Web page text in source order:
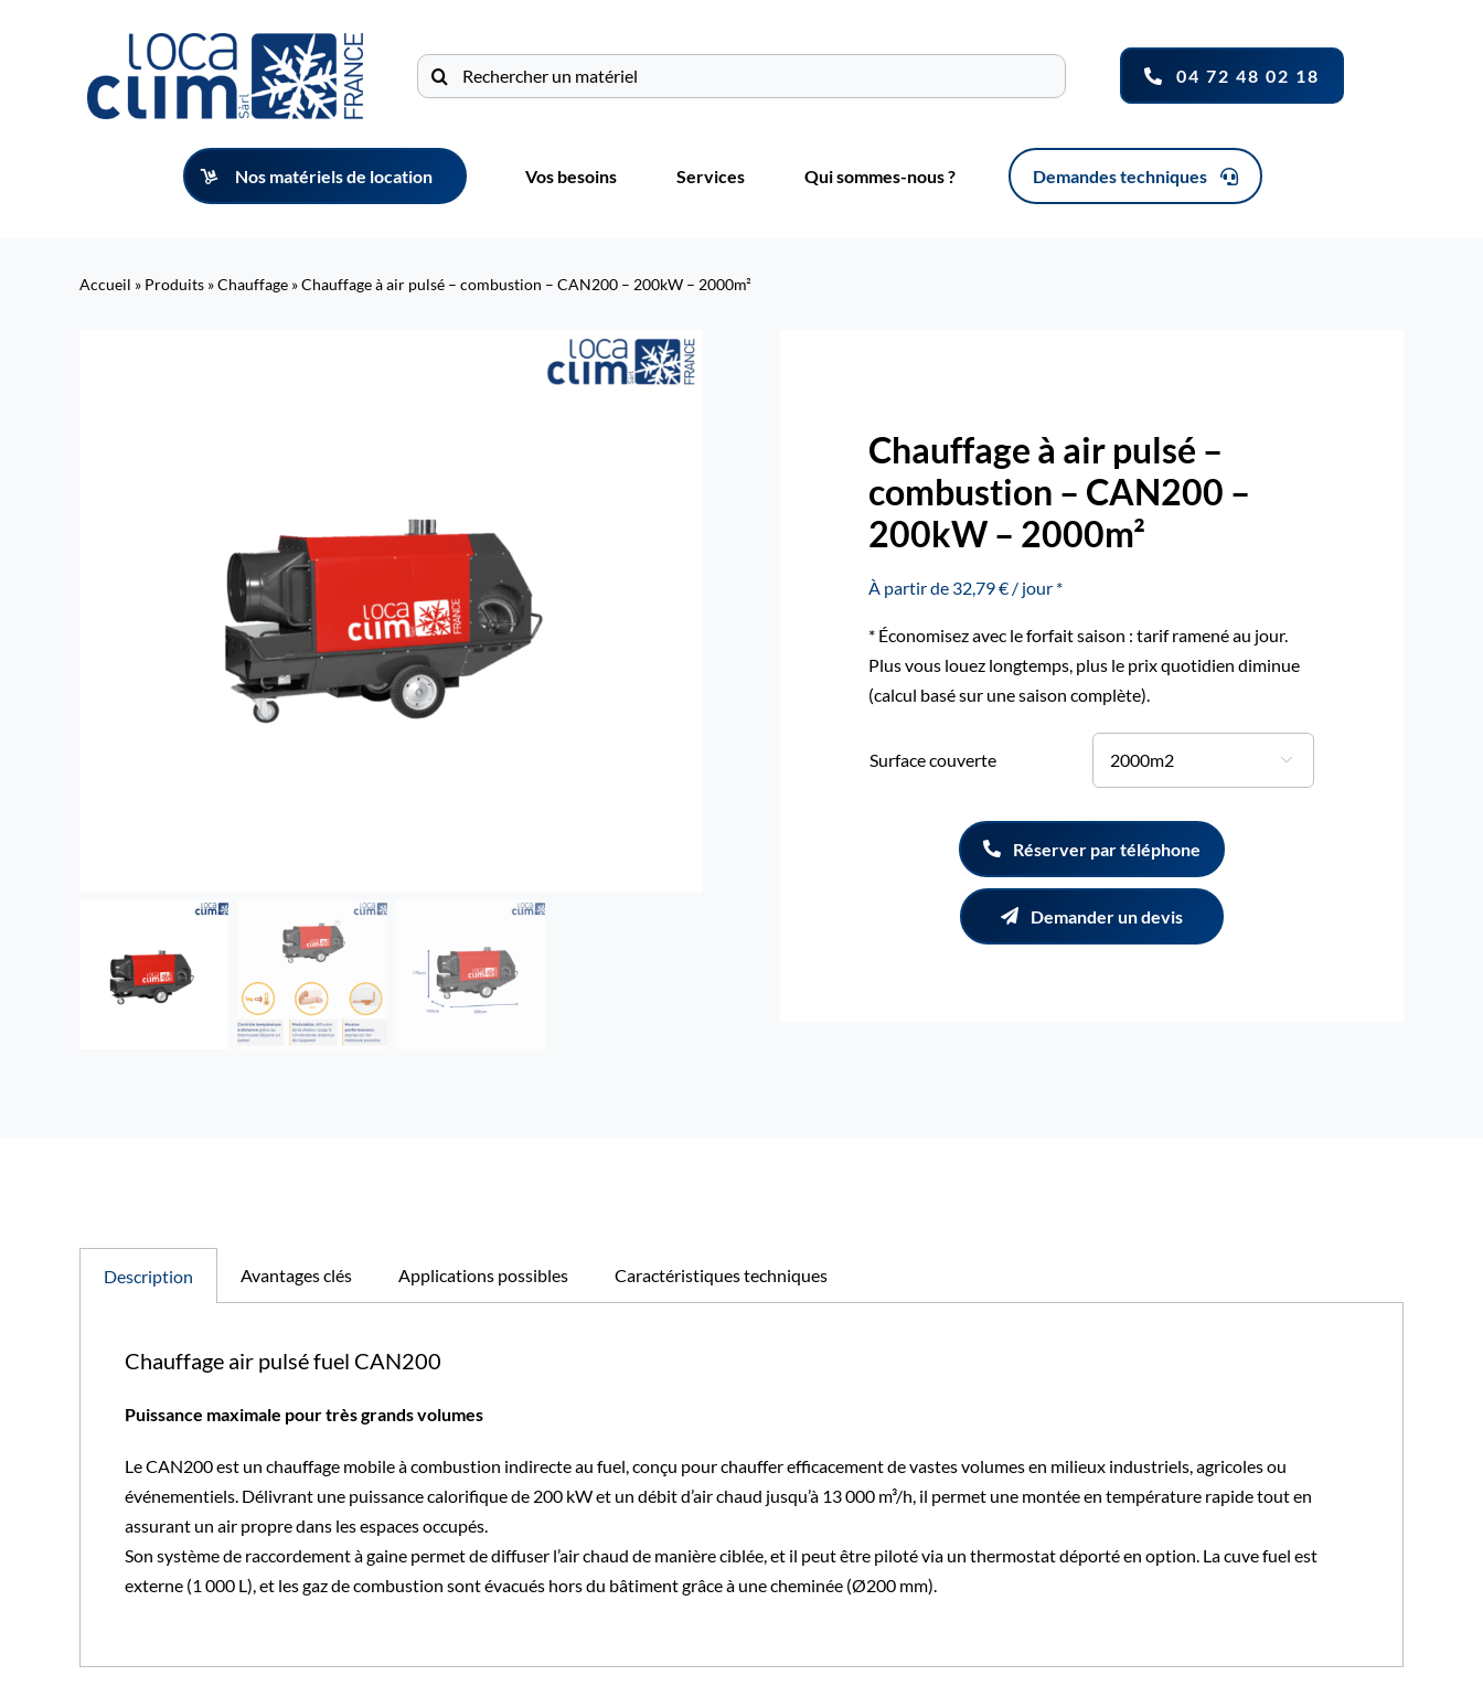
Rechercher: 04 72 48 02 18
Nos matériels de location Vos besoins Services Qui sommes-nous ? Demandes techniques
Accueil » Produits »Chauffage »Chauffage à air pulsé – combustion – CAN200 – 200kW – 2000m²
Chauffage à air pulsé –
combustion – CAN200 –
200kW – 2000m²
À partir de 32,79 € / jour *
* Économisez avec le forfait saison : tarif ramené au jour.
Plus vous louez longtemps, plus le prix quotidien diminue
(calcul basé sur une saison complète).
Surface couverte 
Réserver par téléphone
Demander un devis
Description Avantages clés Applications possibles Caractéristiques techniques
Chauffage air pulsé fuel CAN200
Puissance maximale pour très grands volumes
Le CAN200 est un chauffage mobile à combustion indirecte au fuel, conçu pour chauffer efficacement de vastes volumes en milieux industriels, agricoles ou
événementiels. Délivrant une puissance calorifique de 200 kW et un débit d’air chaud jusqu’à 13 000 m³/h, il permet une montée en température rapide tout en
assurant un air propre dans les espaces occupés.
Son système de raccordement à gaine permet de diffuser l’air chaud de manière ciblée, et il peut être piloté via un thermostat déporté en option. La cuve fuel est
externe (1 000 L), et les gaz de combustion sont évacués hors du bâtiment grâce à une cheminée (Ø200 mm).